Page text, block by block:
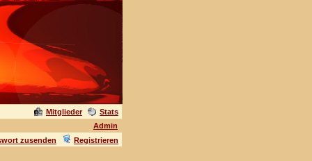
Mitglieder
Stats
Admin
zusenden Registrieren